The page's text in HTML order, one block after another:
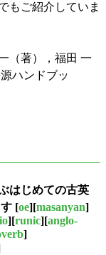
もご紹介していま
（著），福田 一
ハンドブッ
はじめての古英
[oe][masanyan]
][runic][anglo-
]